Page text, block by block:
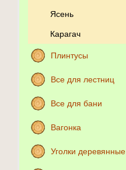
Ясень
Карагач
Плинтусы
Все для лестниц
Все для бани
Вагонка
Уголки деревянные